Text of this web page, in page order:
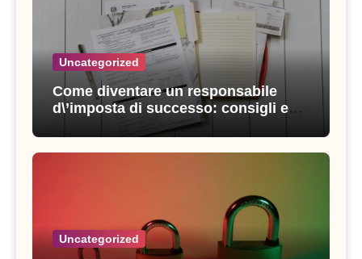
Uncategorized
Come diventare un responsabile
d\’imposta di successo: consigli e
strategie vincenti
Uncategorized